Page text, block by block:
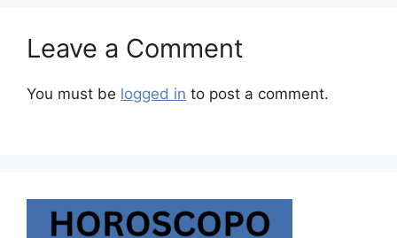
Leave a Comment
You must be logged in to post a comment.